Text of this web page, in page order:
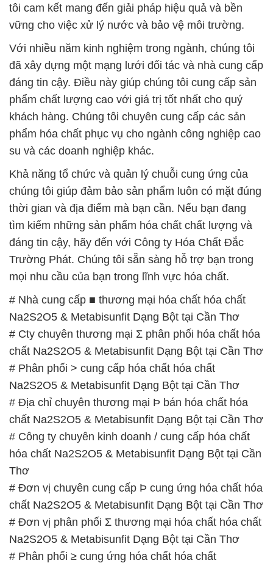
tôi cam kết mang đến giải pháp hiệu quả và bền
vững cho việc xử lý nước và bảo vệ môi trường.
Với nhiều năm kinh nghiệm trong ngành, chúng tôi
đã xây dựng một mạng lưới đối tác và nhà cung cấp
đáng tin cậy. Điều này giúp chúng tôi cung cấp sản
phẩm chất lượng cao với giá trị tốt nhất cho quý
khách hàng. Chúng tôi chuyên cung cấp các sản
phẩm hóa chất phục vụ cho ngành công nghiệp cao
su và các doanh nghiệp khác.
Khả năng tổ chức và quản lý chuỗi cung ứng của
chúng tôi giúp đảm bảo sản phẩm luôn có mặt đúng
thời gian và địa điểm mà bạn cần. Nếu bạn đang
tìm kiếm những sản phẩm hóa chất chất lượng và
đáng tin cậy, hãy đến với Công ty Hóa Chất Đắc
Trường Phát. Chúng tôi sẵn sàng hỗ trợ bạn trong
mọi nhu cầu của bạn trong lĩnh vực hóa chất.
# Nhà cung cấp ■ thương mại hóa chất hóa chất
Na2S2O5 & Metabisunfit Dạng Bột tại Cần Thơ
# Cty chuyên thương mại Σ phân phối hóa chất hóa
chất Na2S2O5 & Metabisunfit Dạng Bột tại Cần Thơ
# Phân phối > cung cấp hóa chất hóa chất
Na2S2O5 & Metabisunfit Dạng Bột tại Cần Thơ
# Địa chỉ chuyên thương mại Þ bán hóa chất hóa
chất Na2S2O5 & Metabisunfit Dạng Bột tại Cần Thơ
# Công ty chuyên kinh doanh / cung cấp hóa chất
hóa chất Na2S2O5 & Metabisunfit Dạng Bột tại Cần
Thơ
# Đơn vị chuyên cung cấp Þ cung ứng hóa chất hóa
chất Na2S2O5 & Metabisunfit Dạng Bột tại Cần Thơ
# Đơn vị phân phối Σ thương mại hóa chất hóa chất
Na2S2O5 & Metabisunfit Dạng Bột tại Cần Thơ
# Phân phối ≥ cung ứng hóa chất hóa chất